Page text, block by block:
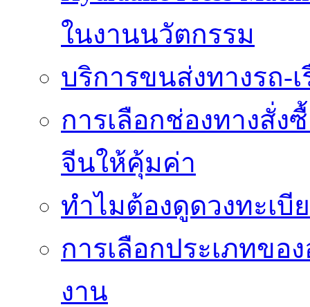
ในงานนวัตกรรม
บริการขนส่งทางรถ-
การเลือกช่องทางสั่ง
จีนให้คุ้มค่า
ทำไมต้องดูดวงทะเบี
การเลือกประเภทขอ
งาน